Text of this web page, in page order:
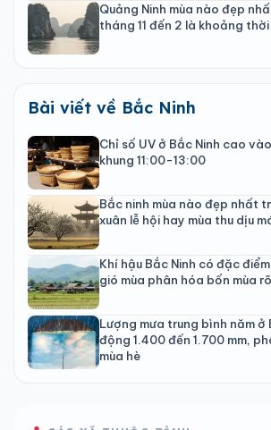
Quảng Ninh mùa nào đẹp
tháng 11 đến 2 là khoảng
Bài viết về Bắc Ninh
Chỉ số UV ở Bắc Ninh cao
khung 11:00-13:00
Bắc ninh mùa nào đẹp nhất
xuân lễ hội hay mùa thu dịu
Khí hậu Bắc Ninh có đặc
gió mùa phân hóa bốn mùa
Lượng mưa trung bình năm ở
động 1.400 đến 1.700 mm,
mùa hè